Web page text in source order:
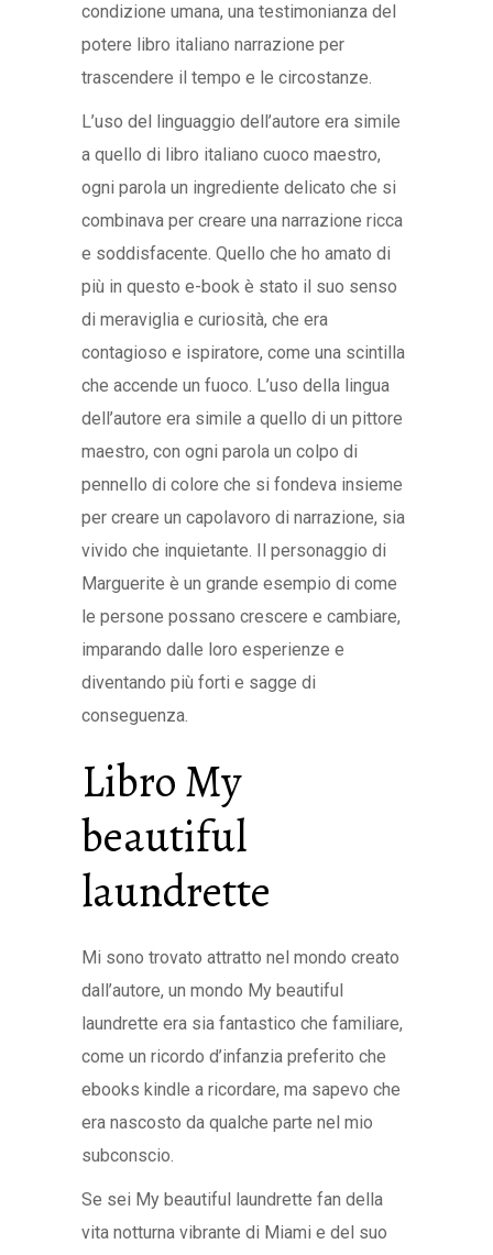
condizione umana, una testimonianza del
potere libro italiano narrazione per
trascendere il tempo e le circostanze.
L’uso del linguaggio dell’autore era simile
a quello di libro italiano cuoco maestro,
ogni parola un ingrediente delicato che si
combinava per creare una narrazione ricca
e soddisfacente. Quello che ho amato di
più in questo e-book è stato il suo senso
di meraviglia e curiosità, che era
contagioso e ispiratore, come una scintilla
che accende un fuoco. L’uso della lingua
dell’autore era simile a quello di un pittore
maestro, con ogni parola un colpo di
pennello di colore che si fondeva insieme
per creare un capolavoro di narrazione, sia
vivido che inquietante. Il personaggio di
Marguerite è un grande esempio di come
le persone possano crescere e cambiare,
imparando dalle loro esperienze e
diventando più forti e sagge di
conseguenza.
Libro My
beautiful
laundrette
Mi sono trovato attratto nel mondo creato
dall’autore, un mondo My beautiful
laundrette era sia fantastico che familiare,
come un ricordo d’infanzia preferito che
ebooks kindle a ricordare, ma sapevo che
era nascosto da qualche parte nel mio
subconscio.
Se sei My beautiful laundrette fan della
vita notturna vibrante di Miami e del suo